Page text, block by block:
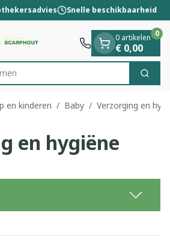
Snelle beschikbaarheid
Zoek
0 artikelen
€ 0,00
0
en kinderen / Baby / Verzorging en
en hygiëne